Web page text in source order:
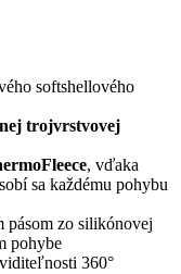
softshellového
trojvrstvovej
, vďaka
sa každému pohybu
pásom zo silikónovej
pohybe
360°